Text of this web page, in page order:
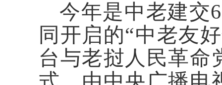
今年是中老建交
同开启的“中老友
台与老挝人民革命